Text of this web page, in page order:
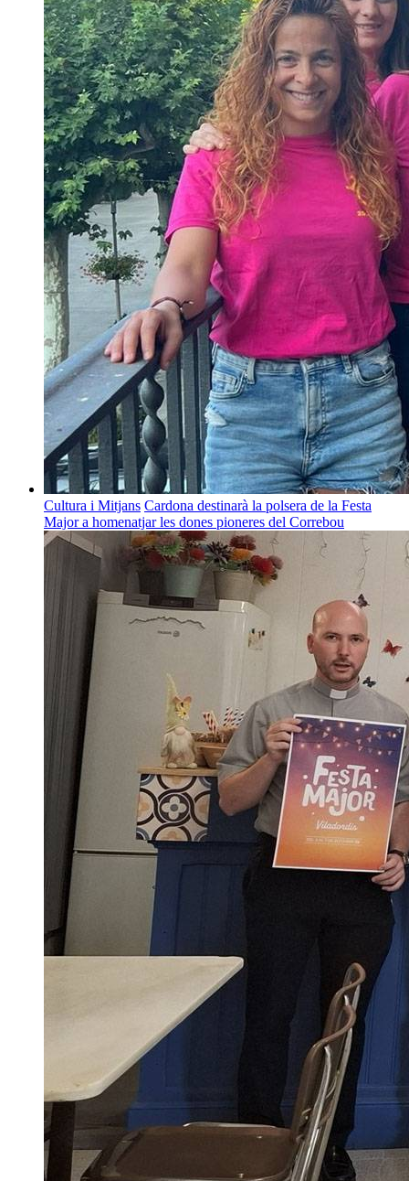
Cultura i Mitjans Cardona destinarà la polsera de la Festa
Major a homenatjar les dones pioneres del Correbou